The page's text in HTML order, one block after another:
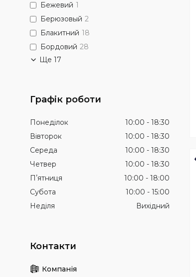
Бежевий 1
Берюзовый 2
Блакитний 18
Бордовий 28
Ще 17
Графік роботи
Понеділок 10:00
18:30
Вівторок
10:00
18:30
Середа
10:00
18:30
Четвер
10:00
18:30
Пʼятниця
10:00
18:00
Субота
10:00
15:00
Неділя
Вихідний